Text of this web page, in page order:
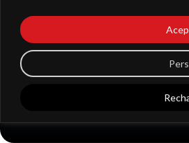
Claves para
una